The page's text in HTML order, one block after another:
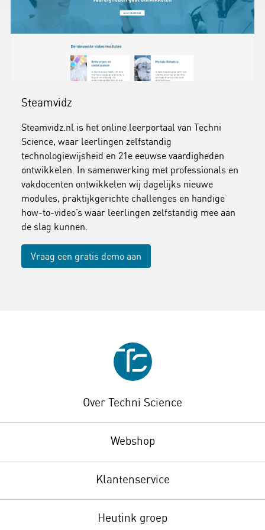
Steamvidz
Steamvidz.nl is het online leerportaal van Techni
Science, waar leerlingen zelfstandig
technologiewijsheid en 21e eeuwse vaardigheden
ontwikkelen. In samenwerking met professionals en
vakdocenten ontwikkelen wij dagelijks nieuwe
modules, praktijkgerichte challenges en handige
how-to-video’s waar leerlingen zelfstandig mee aan
de slag kunnen.
Vraag een gratis demo aan
Over Techni Science
Webshop
Klantenservice
Heutink groep